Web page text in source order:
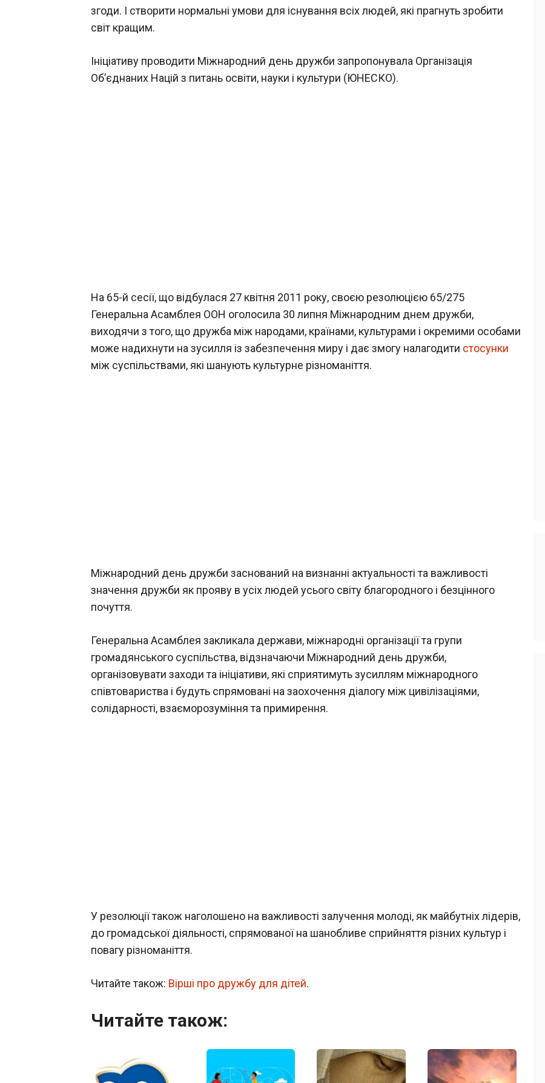
згоди. І створити нормальні умови для існування всіх людей, які прагнуть зробити
світ кращим.
Ініціативу проводити Міжнародний день дружби запропонувала Організація
Об’єднаних Націй з питань освіти, науки і культури (ЮНЕСКО).
На 65-й сесії, що відбулася 27 квітня 2011 року, своєю резолюцією 65/275
Генеральна Асамблея ООН оголосила 30 липня Міжнародним днем дружби,
виходячи з того, що дружба між народами, країнами, культурами і окремими особами
може надихнути на зусилля із забезпечення миру і дає змогу налагодити стосунки
між суспільствами, які шанують культурне різноманіття.
Міжнародний день дружби заснований на визнанні актуальності та важливості
значення дружби як прояву в усіх людей усього світу благородного і безцінного
почуття.
Генеральна Асамблея закликала держави, міжнародні організації та групи
громадянського суспільства, відзначаючи Міжнародний день дружби,
організовувати заходи та ініціативи, які сприятимуть зусиллям міжнародного
співтовариства і будуть спрямовані на заохочення діалогу між цивілізаціями,
солідарності, взаєморозуміння та примирення.
У резолюції також наголошено на важливості залучення молоді, як майбутніх лідерів,
до громадської діяльності, спрямованої на шанобливе сприйняття різних культур і
повагу різноманіття.
Читайте також: Вірші про дружбу для дітей.
Читайте також: